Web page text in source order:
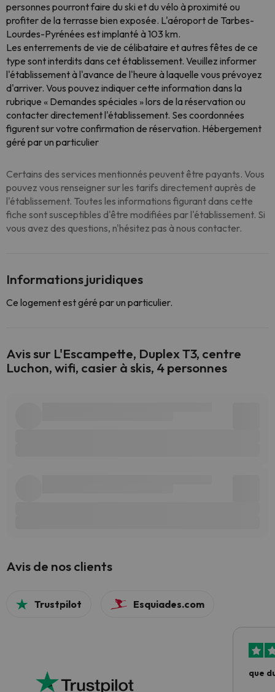
personnes pourront faire du ski et du vélo à proximité ou
profiter de la terrasse bien exposée. L'aéroport de Tarbes-
Lourdes-Pyrénées est implanté à 103 km.
Les enterrements de vie de célibataire et autres fêtes de ce
type sont interdits dans cet établissement. Veuillez informer
l'établissement à l'avance de l'heure à laquelle vous prévoyez
d'arriver. Vous pouvez indiquer cette information dans la
rubrique « Demandes spéciales » lors de la réservation ou
contacter directement l'établissement. Ses coordonnées
figurent sur votre confirmation de réservation. Hébergement
géré par un particulier
Certains des services mentionnés peuvent être payants. Vous
pouvez vous renseigner sur les tarifs directement auprès de
l'établissement. Toutes les informations figurant dans cette
fiche sont susceptibles d'être modifiées par l'établissement. Si
vous avez des questions, n'hésitez pas à nous contacter.
Informations juridiques
Ce logement est géré par un particulier.
Avis sur L'Escampette, Duplex T3, centre
Luchon, wifi, casier à skis, 4 personnes
Avis de nos clients
Trustpilot Esquiades.com
que